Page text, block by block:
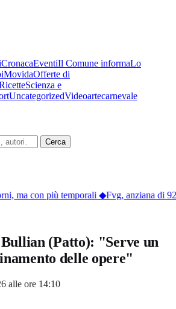
CronacaEventiIl Comune informaLo
MovidaOfferte di
Scienza e
UncategorizedVideoartecarnevale
Cerca
ma con più temporali ◆Fvg, anziana di
(Patto): "Serve un
delle opere"
alle ore 14:10